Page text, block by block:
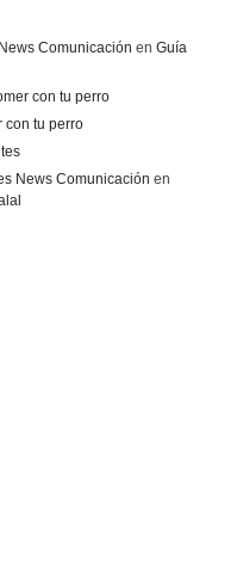
Comunicación en Guía
con tu perro
con tu perro
News Comunicación en